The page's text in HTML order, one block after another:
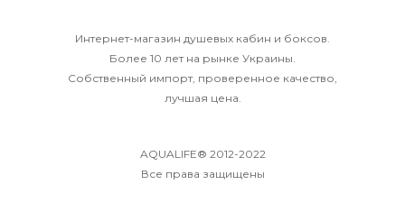
Интернет-магазин душевых кабин и боксов.
Более 10 лет на рынке Украины.
Собственный импорт, проверенное качество,
лучшая цена.
AQUALIFE® 2012-2022
Все права защищены